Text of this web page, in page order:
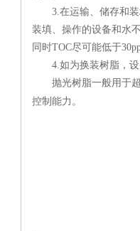
3.在运输、储存和
装填、操作的设备和水
同时TOC尽可能低于
4.如为换装树脂，
抛光树脂一般用于超
控制能力。